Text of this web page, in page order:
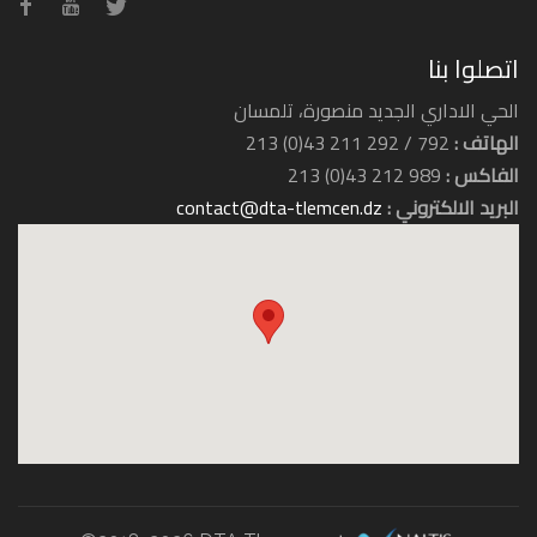
اتصلوا بنا
الحي الاداري الجديد منصورة، تلمسان
الهاتف :792 / 292 211 43(0) 213
الفاكس :989 212 43(0) 213
البريد الالكتروني :contact@dta-tlemcen.dz